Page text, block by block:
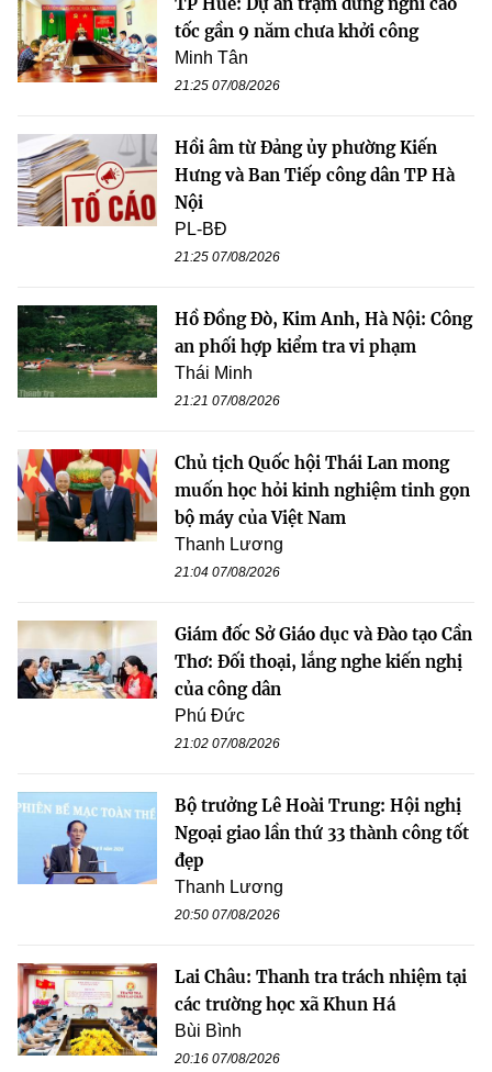
tốc gần 9 năm chưa khởi công
Minh Tân
21:25 07/08/2026
Hồi âm từ Đảng ủy phường Kiến
Hưng và Ban Tiếp công dân TP Hà
Nội
PL-BĐ
21:25 07/08/2026
Hồ Đồng Đò, Kim Anh, Hà Nội: Công
an phối hợp kiểm tra vi phạm
Thái Minh
21:21 07/08/2026
Chủ tịch Quốc hội Thái Lan mong
muốn học hỏi kinh nghiệm tinh gọn
bộ máy của Việt Nam
Thanh Lương
21:04 07/08/2026
Giám đốc Sở Giáo dục và Đào tạo Cần
Thơ: Đối thoại, lắng nghe kiến nghị
của công dân
Phú Đức
21:02 07/08/2026
Bộ trưởng Lê Hoài Trung: Hội nghị
Ngoại giao lần thứ 33 thành công tốt
đẹp
Thanh Lương
20:50 07/08/2026
Lai Châu: Thanh tra trách nhiệm tại
các trường học xã Khun Há
Bùi Bình
20:16 07/08/2026